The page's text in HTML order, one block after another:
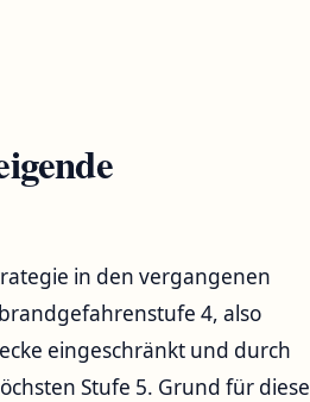
in den vergangenen
4, also
eingeschränkt und durch
Stufe 5. Grund für diese